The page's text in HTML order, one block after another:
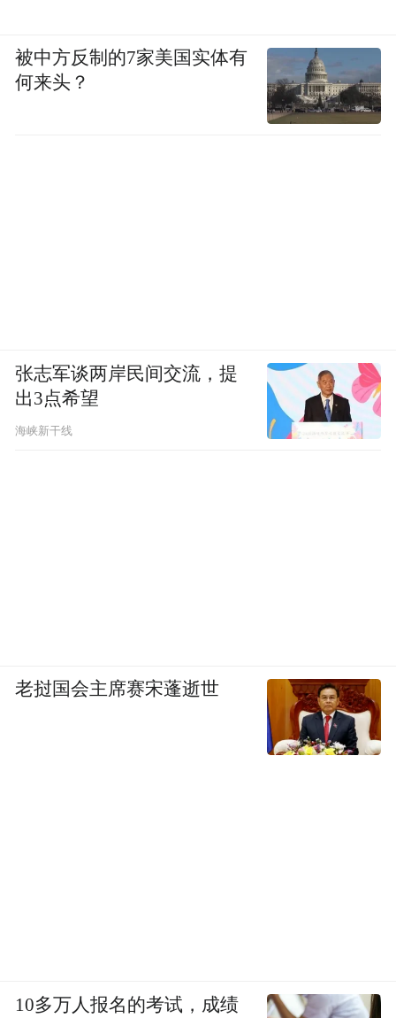
被中方反制的7家美国实体有
何来头？
张志军谈两岸民间交流，提
出3点希望
海峡新干线
老挝国会主席赛宋蓬逝世
10多万人报名的考试，成绩